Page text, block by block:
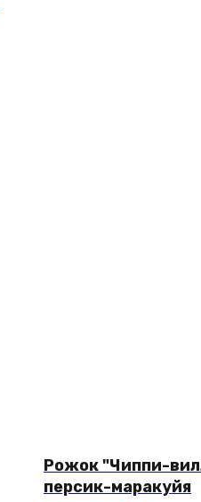
Рожок "Чиппи-
персик-маракуйя